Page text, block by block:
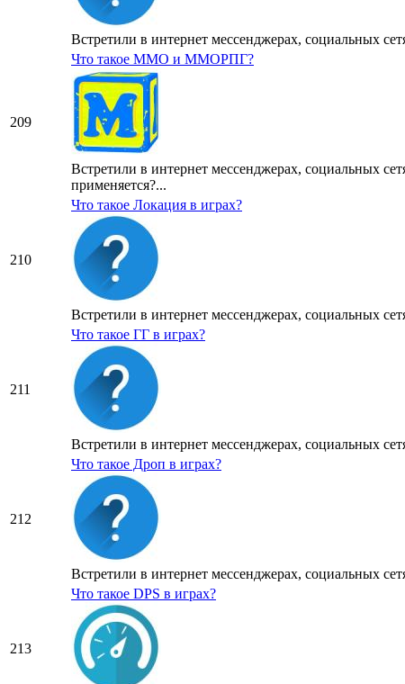
Встретили в интернет мессенджерах, социальных
209
Что такое ММО и ММОРПГ?
Встретили в интернет мессенджерах, социальных
применяется?...
210
Что такое Локация в играх?
Встретили в интернет мессенджерах, социальных
211
Что такое ГГ в играх?
Встретили в интернет мессенджерах, социальных
212
Что такое Дроп в играх?
Встретили в интернет мессенджерах, социальных
213
Что такое DPS в играх?